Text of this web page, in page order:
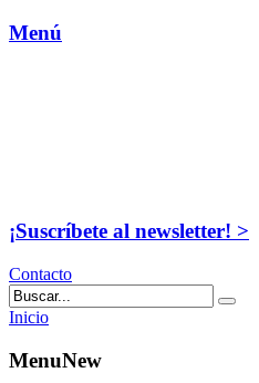
Menú
¡Suscríbete al newsletter! >
Contacto
Inicio
MenuNew